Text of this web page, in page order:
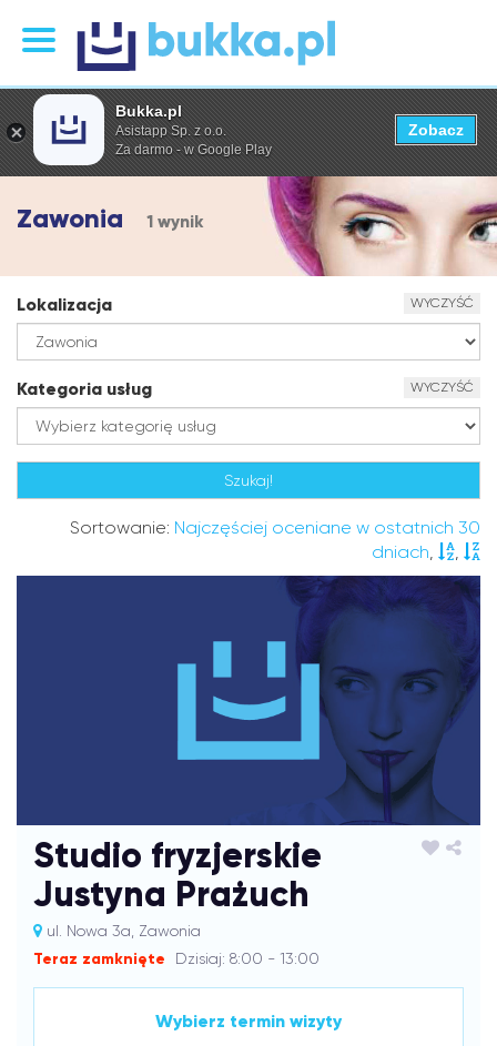
Zawonia 1 wynik
Lokalizacja WYCZYŚĆ
Kategoria usług WYCZYŚĆ
Sortowanie: Najczęściej oceniane w ostatnich 30
dniach, ,
Studio fryzjerskie
Justyna Prażuch
ul. Nowa 3a, Zawonia
Teraz zamknięte Dzisiaj: 8:00 - 13:00
Wybierz termin wizyty
Bukka.pl
Asistapp Sp. z o.o.
Za darmo - w Google Play
Zobacz